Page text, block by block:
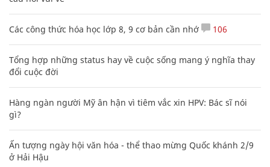
Các công thức hóa học lớp 8, 9 cơ bản cần nhớ 106
Tổng hợp những status hay về cuộc sống mang ý nghĩa thay
đổi cuộc đời
Hàng ngàn người Mỹ ân hận vì tiêm vắc xin HPV: Bác sĩ nói
gì?
Ấn tượng ngày hội văn hóa - thể thao mừng Quốc khánh 2/9
ở Hải Hậu